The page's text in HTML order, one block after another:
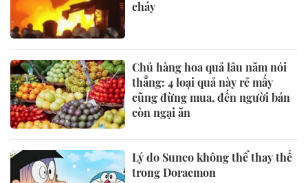
cháy
Chủ hàng hoa quả lâu năm nói
thẳng: 4 loại quả này rẻ mấy
cũng đừng mua, đến người bán
còn ngại ăn
Lý do Suneo không thể thay thế
trong Doraemon